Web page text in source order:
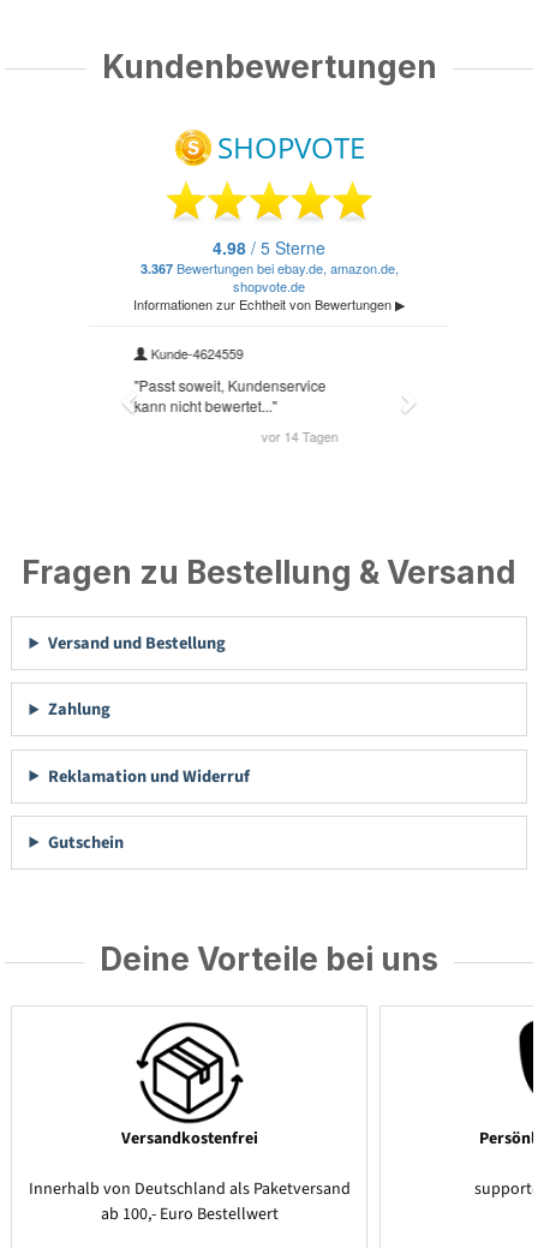
Kundenbewertungen
Fragen zu Bestellung & Versand
Versand und Bestellung
Zahlung
Reklamation und Widerruf
Gutschein
Deine Vorteile bei uns
Versandkostenfrei
Innerhalb von Deutschland als Paketversand
ab 100,- Euro Bestellwert